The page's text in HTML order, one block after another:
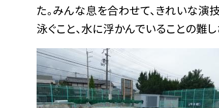
た。みんな息を合わせて、きれいな演
泳ぐこと、水に浮かんでいることの難